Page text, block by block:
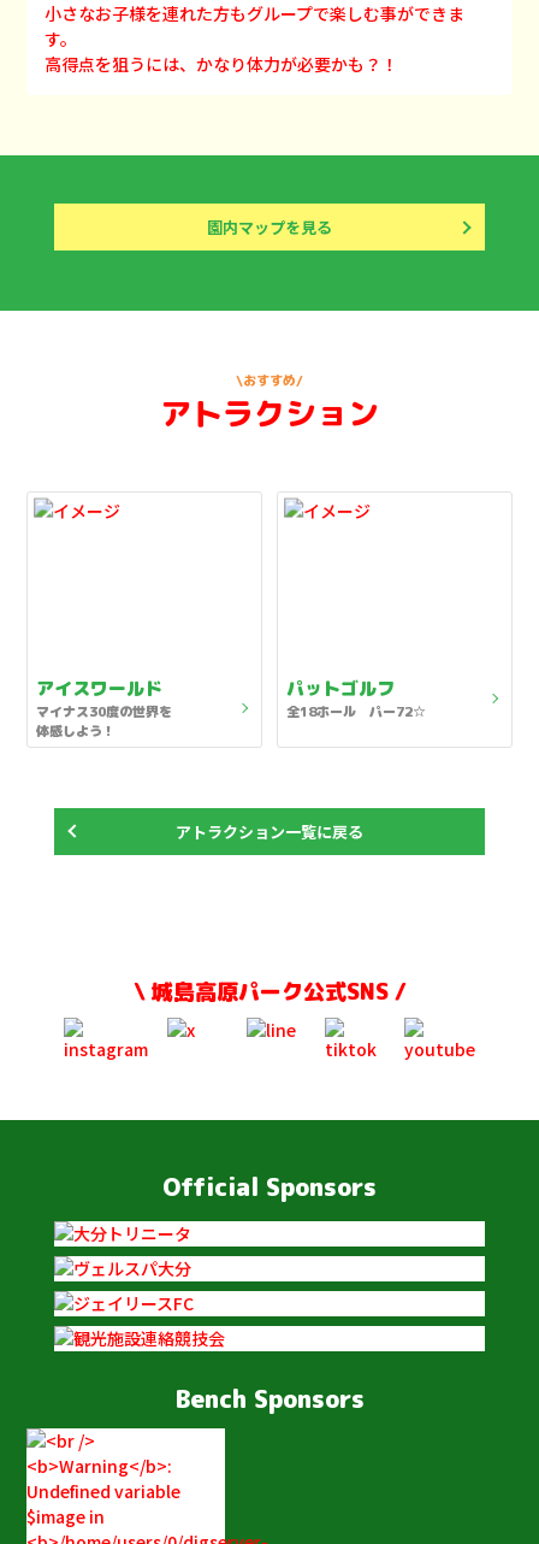
小さなお子様を連れた方もグループで楽しむ事ができま
す。
高得点を狙うには、かなり体力が必要かも？！
園内マップを見る
\おすすめ/
アトラクション
アイスワールド
マイナス30度の世界を
体感しよう！
パットゴルフ
全18ホール パー72☆
アトラクション一覧に戻る
\ 城島高原パーク公式SNS /
Official Sponsors
Bench Sponsors